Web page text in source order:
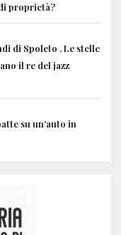
proprietà?
di Spoleto . Le stelle
il re del jazz
su un'auto in